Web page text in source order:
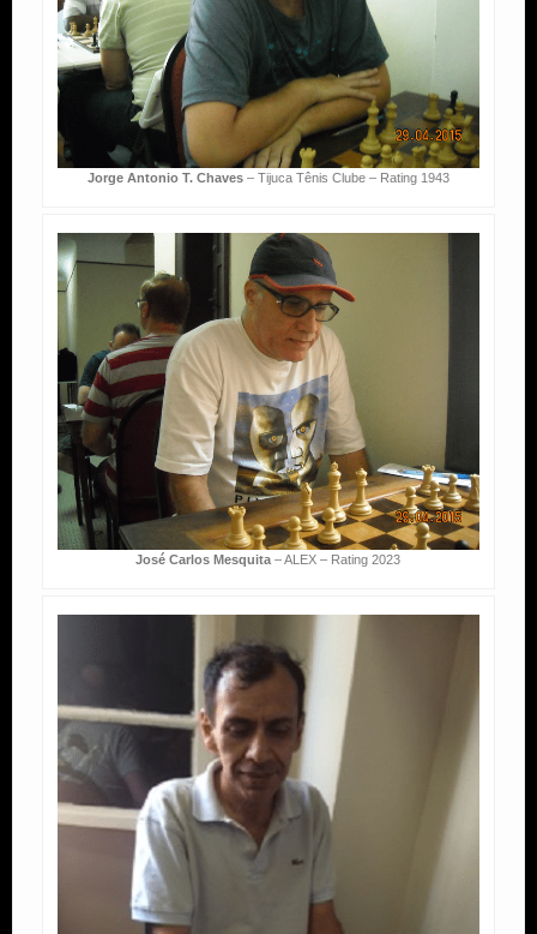
Jorge Antonio T. Chaves– Tijuca Tênis Clube – Rating 1943
José Carlos Mesquita – ALEX – Rating 2023